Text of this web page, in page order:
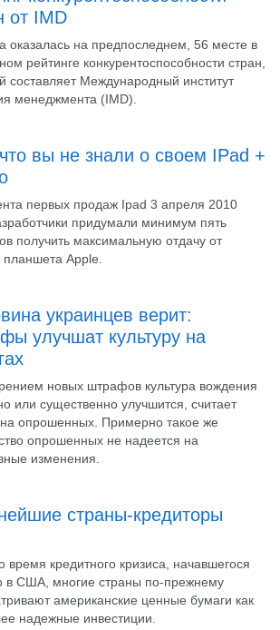
от IMD
оказалась на предпоследнем, 56 месте в
рейтинге конкурентоспособности стран,
составляет Международный институт
менеджмента (IMD).
вы не знали о своем IPad +
первых продаж Ipad 3 апреля 2010
придумали минимум пять
получить максимальную отдачу от
планшета Apple.
украинцев верит:
улучшат культуру на
новых штрафов культура вождения
или существенно улучшится, считает
опрошенных. Примерно такое же
опрошенных не надеется на
изменения.
страны-кредиторы
время кредитного кризиса, начавшегося
в США, многие страны по-прежнему
американские ценные бумаги как
надежные инвестиции.